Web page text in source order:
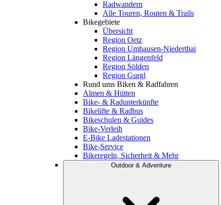
Radwandern
Alle Touren, Routen & Trails
Bikegebiete
Übersicht
Region Oetz
Region Umhausen-Niederthai
Region Längenfeld
Region Sölden
Region Gurgl
Rund ums Biken & Radfahren
Almen & Hütten
Bike- & Radunterkünfte
Bikelifte & Radbus
Bikeschulen & Guides
Bike-Verleih
E-Bike Ladestationen
Bike-Service
Bikeregeln, Sicherheit & Mehr
Outdoor & Adventure